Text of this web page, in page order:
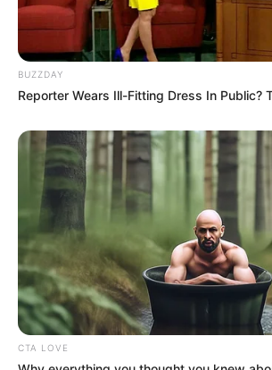
BUZZDAY
Reporter Wears Ill-Fitting Dress In Public?
CTA LOVE